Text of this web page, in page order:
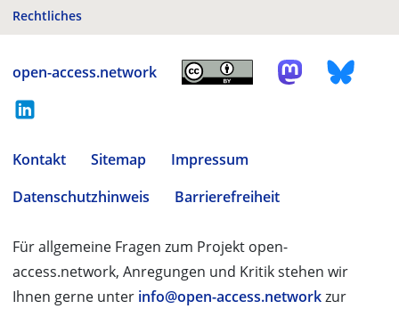
Rechtliches
open-access.network
Kontakt Sitemap
Impressum
Datenschutzhinweis
Barrierefreiheit
Für allgemeine Fragen zum Projekt open-
access.network, Anregungen und Kritik stehen wir
Ihnen gerne unter info@open-access.networkzur